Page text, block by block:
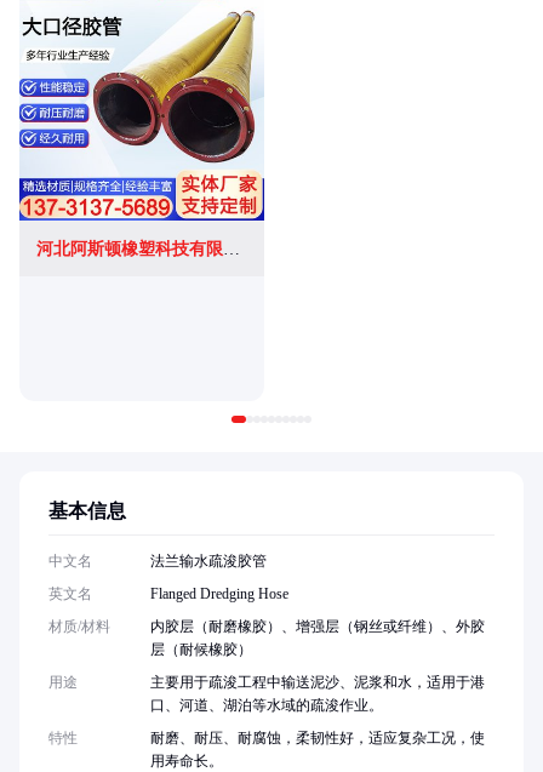
河北阿斯顿橡塑科技有限公司
基本信息
中文名
法兰输水疏浚胶管
英文名
Flanged Dredging Hose
材质/材料
内胶层（耐磨橡胶）、增强层（钢丝或纤维）、外胶
层（耐候橡胶）
用途
主要用于疏浚工程中输送泥沙、泥浆和水，适用于港
口、河道、湖泊等水域的疏浚作业。
特性
耐磨、耐压、耐腐蚀，柔韧性好，适应复杂工况，使
用寿命长。